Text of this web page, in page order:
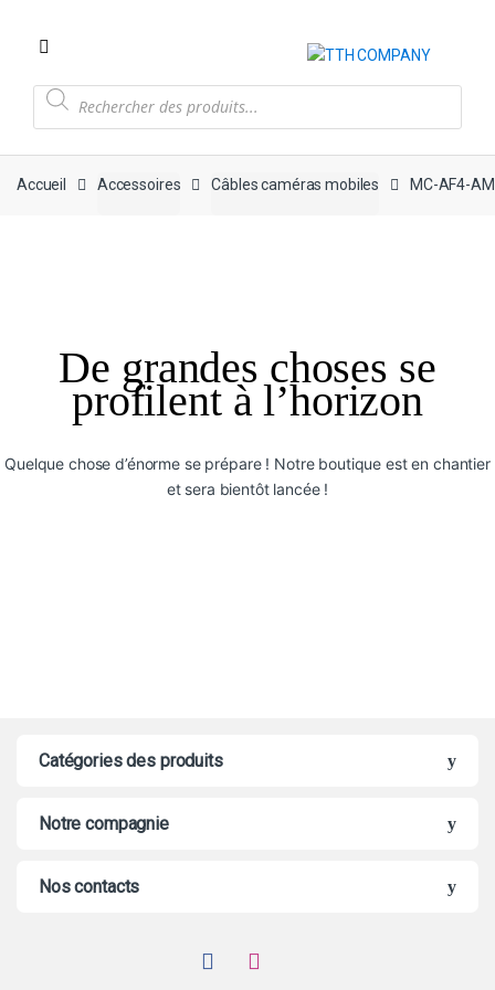
Recherche
produits
Accueil Accessoires Câbles caméras mobiles MC-AF4-
De grandes choses se
profilent à l’horizon
Quelque chose d’énorme se prépare ! Notre boutique est en chantier
et sera bientôt lancée !
Catégories des produits
Notre compagnie
Nos contacts